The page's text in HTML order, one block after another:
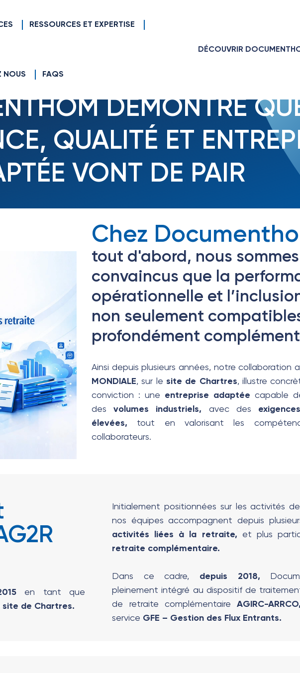
RESSOURCES ET EXPERTISE
NOUS FAQS
DÉCOUVRIR
DÉMONTRE
QUALITÉ ET
VONT DE PAIR
Chez
tout d'abord, nous sommes
convaincus que la
opérationnelle et
non seulement
profondément
Ainsi depuis plusieurs années, notre collaboration
MONDIALE, sur le site de Chartres, illustre
conviction : une entreprise adaptée capable
desvolumes industriels, avec des
élevées, tout en valorisant les
collaborateurs.
en tant que
site de Chartres.
Initialement positionnées sur les activités de
nos équipes accompagnent depuis
activités liées à la retraite, et plus
retraite complémentaire.
Dans ce cadre, depuis 2018,
pleinement intégré au dispositif de
de retraite complémentaire AGIRC-ARRCO,
service GFE – Gestion des Flux Entrants.